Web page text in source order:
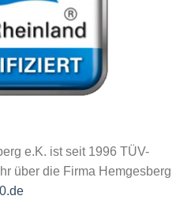
e.K. ist seit 1996 TÜV-
über die Firma Hemgesberg